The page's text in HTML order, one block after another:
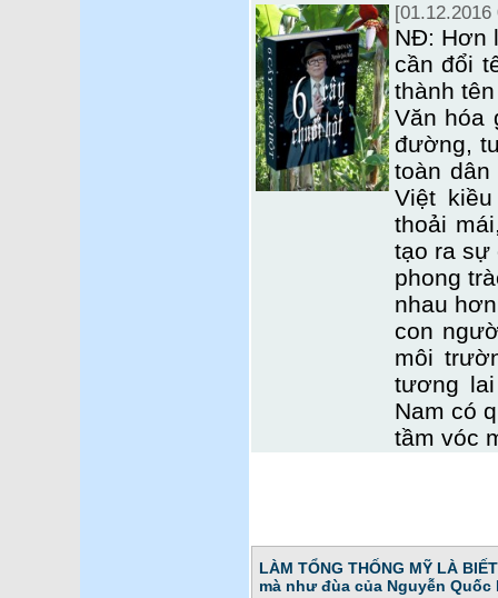
[01.12.2016
NĐ: Hơn
cần đổi
thành
Văn hóa
đường,
toàn
Việt
thoải
tạo ra sự
phong
nhau
con
môi
tương
Nam có
tầm vóc
LÀM TỔNG THỐNG MỸ LÀ
mà như đùa của Nguyễn Quốc